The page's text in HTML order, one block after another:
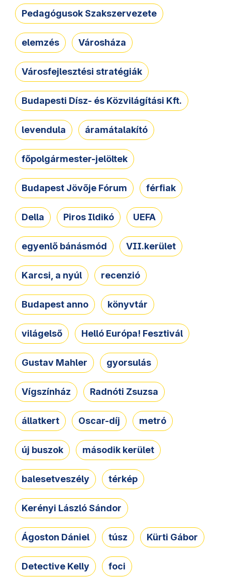
Pedagógusok Szakszervezete
elemzés Városháza
Városfejlesztési stratégiák
Budapesti Dísz- és Közvilágítási Kft.
levendula áramátalakító
főpolgármester-jelöltek
Budapest Jövője Fórum férfiak
Della Piros Ildikó UEFA
egyenlő bánásmód VII.kerület
Karcsi, a nyúl recenzió
Budapest anno könyvtár
világelső Helló Európa! Fesztivál
Gustav Mahler gyorsulás
Vígszínház Radnóti Zsuzsa
állatkert Oscar-díj metró
új buszok második kerület
balesetveszély térkép
Kerényi László Sándor
Ágoston Dániel túsz Kürti Gábor
Detective Kelly foci